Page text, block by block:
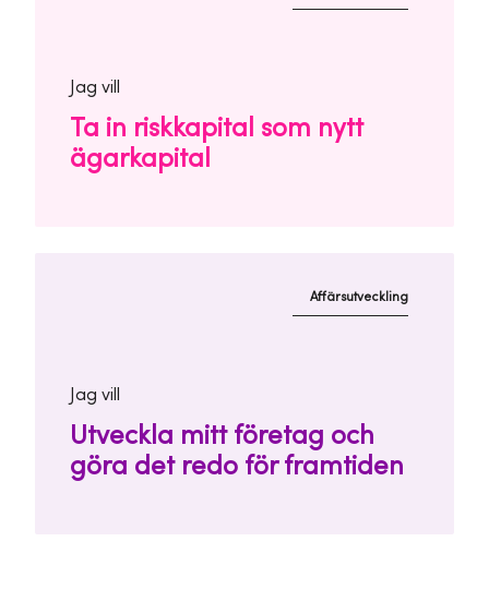
Jag vill
Ta in riskkapital som nytt
ägarkapital
Affärsutveckling
Jag vill
Utveckla mitt företag och
göra det redo för framtiden